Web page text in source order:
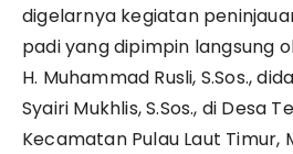
digelarnya kegiatan
padi yang dipimpin langsung
H. Muhammad Rusli, S.Sos.,
Syairi Mukhlis, S.Sos., di Desa
Kecamatan Pulau Laut Timur,